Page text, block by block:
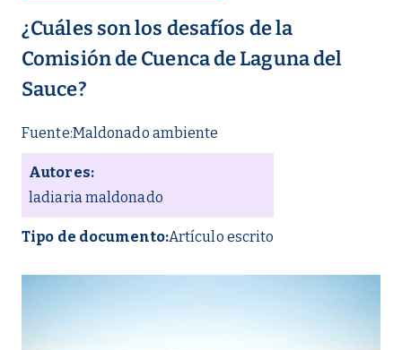
¿Cuáles son los desafíos de la
Comisión de Cuenca de Laguna del
Sauce?
Fuente:Maldonado ambiente
Autores:
ladiaria maldonado
Tipo de documento:Artículo escrito